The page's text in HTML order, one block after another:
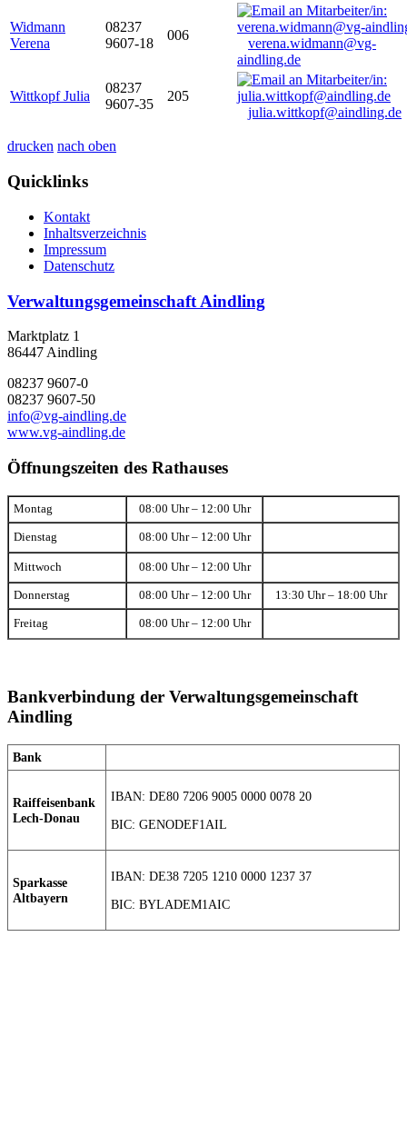
Widmann
Verena
08237
9607-18
006
verena.widmann@vg-
aindling.de
Wittkopf Julia
08237
9607-35
205
julia.wittkopf@aindling.de
drucken nach oben
Quicklinks
Kontakt
Inhaltsverzeichnis
Impressum
Datenschutz
Verwaltungsgemeinschaft Aindling
Marktplatz 1
86447 Aindling
08237 9607-0
08237 9607-50
info@vg-aindling.de
www.vg-aindling.de
Öffnungszeiten des Rathauses
Montag 08:00 Uhr – 12:00 Uhr
Dienstag 08:00 Uhr – 12:00 Uhr
Mittwoch 08:00 Uhr – 12:00 Uhr
Donnerstag 08:00 Uhr – 12:00 Uhr 13:30 Uhr – 18:00 Uhr
Freitag 08:00 Uhr – 12:00 Uhr
Bankverbindung der Verwaltungsgemeinschaft
Aindling
Bank
Raiffeisenbank
Lech-Donau
IBAN: DE80 7206 9005 0000 0078 20
BIC: GENODEF1AIL
Sparkasse
Altbayern
IBAN: DE38 7205 1210 0000 1237 37
BIC: BYLADEM1AIC